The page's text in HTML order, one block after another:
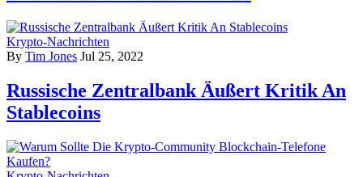
Krypto-Nachrichten
By Tim Jones Jul 25, 2022
Russische Zentralbank Äußert Kritik An
Stablecoins